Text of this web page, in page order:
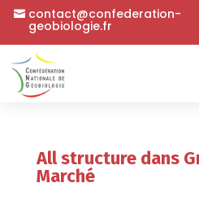
contact@confederation-
geobiologie.fr
All structure dans
Marché